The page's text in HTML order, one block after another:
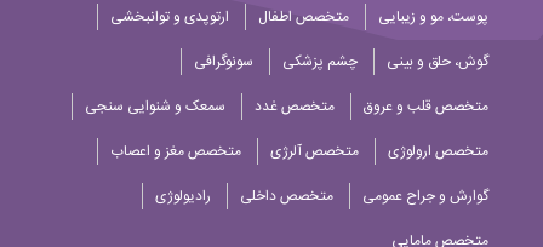
پوست، مو و زیبایی
متخصص اطفال
ارتوپدی و توانبخشی
گوش، حلق و بینی
چشم پزشکی
سونوگرافی
متخصص قلب و عروق
متخصص غدد
سمعک و شنوایی سنجی
متخصص ارولوژی
متخصص آلرژی
متخصص مغز و اعصاب
گوارش و جراح عمومی
متخصص داخلی
رادیولوژی
متخصص مامایی